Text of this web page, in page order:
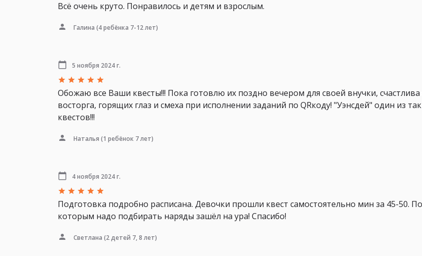
Всё очень круто. Понравилось и детям и взрослым.
Галина (4 ребёнка 7-12 лет)
5 ноября 2024 г.
Обожаю все Ваши квесты!!! Пока готовлю их поздно вечером для своей внучки,
восторга, горящих глаз и смеха при исполнении заданий по QRкоду! "Уэнсдей" один из
квестов!!!
Наталья (1 ребёнок 7 лет)
4 ноября 2024 г.
Подготовка подробно расписана. Девочки прошли квест самостоятельно мин за 45-50.
которым надо подбирать наряды зашёл на ура! Спасибо!
Светлана (2 детей 7, 8 лет)